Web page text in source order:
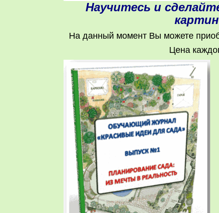
Научитесь и
На данный момент Вы можете
Цена